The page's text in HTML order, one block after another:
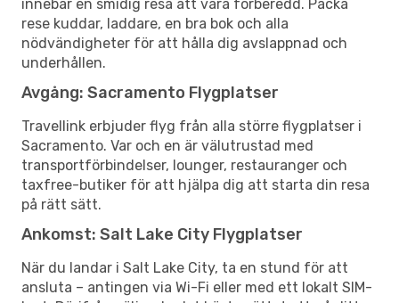
innebär en smidig resa att vara förberedd. Packa
rese kuddar, laddare, en bra bok och alla
nödvändigheter för att hålla dig avslappnad och
underhållen.
Avgång: Sacramento Flygplatser
Travellink erbjuder flyg från alla större flygplatser i
Sacramento. Var och en är välutrustad med
transportförbindelser, lounger, restauranger och
taxfree-butiker för att hjälpa dig att starta din resa
på rätt sätt.
Ankomst: Salt Lake City Flygplatser
När du landar i Salt Lake City, ta en stund för att
ansluta – antingen via Wi-Fi eller med ett lokalt SIM-